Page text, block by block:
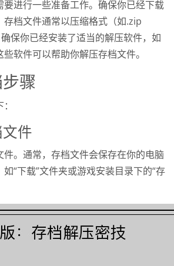
要进行一些准备工作。确保你已经下载
存档文件通常以压缩格式（如.zip
保你已经安装了适当的解压软件，如
软件可以帮助你解压存档文件。
骤
件
。通常，存档文件会保存在你的电脑
“下载”文件夹或游戏安装目录下的“存